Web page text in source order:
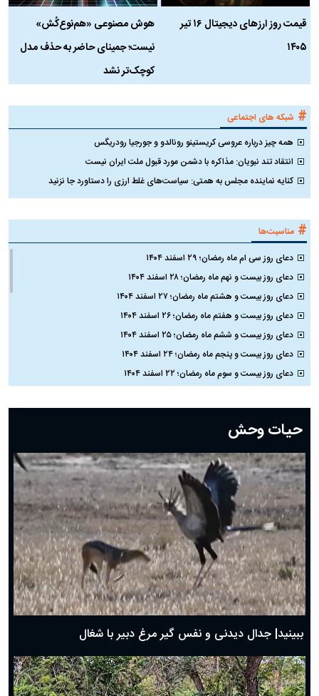
قیمت روز ارز‌های دیجیتال ۱۶ تیر
۱۴۰۵
هوش مصنوعی «هم‌نوع‌کُش»
نیست؛ جمینای حاضر به حذف مدل
کوچک‌تر نشد
# شبکه های اجتماعی
همه چیز درباره عروسی کریستینو رونالدو و جورجیا رودریگس
انتقاد تند نبویان: مذاکره با دشمن مورد قبول ملت ایران نیست
کنایه نماینده مجلس به همتی: سیاست‌های غلط ارزی را دستاورد جا نزنید
# مناسبت‌ها
دعای روز سی ام ماه رمضان؛ ۲۹ اسفند ۱۴۰۴
دعای روز بیست و نهم ماه رمضان؛ ۲۸ اسفند ۱۴۰۴
دعای روز بیست و هشتم ماه رمضان؛ ۲۷ اسفند ۱۴۰۴
دعای روز بیست و هفتم ماه رمضان؛ ۲۶ اسفند ۱۴۰۴
دعای روز بیست و ششم ماه رمضان؛ ۲۵ اسفند ۱۴۰۴
دعای روز بیست و پنجم ماه رمضان؛ ۲۴ اسفند ۱۴۰۴
دعای روز بیست و سوم ماه رمضان؛ ۲۲ اسفند ۱۴۰۴
دعای روز بیستم ماه رمضان؛ ۱۹ اسفند ۱۴۰۴
دعای روز هشتم ماه مبارک رمضان؛ ۷ اسفند ماه ۱۴۰۴
دعای روز هفتم ماه رمضان؛ ۶ اسفند ۱۴۰۴
دعای روز ششم ماه رمضان؛ ۵ اسفند ۱۴۰۴
دعای روز پنجم ماه رمضان؛ ۴ اسفند ۱۴۰۴
دعای روز چهارم ماه مبارک رمضان؛ ۳ اسفند ۱۴۰۴
دعای روز سوم ماه مبارک رمضان؛ ۱۴ اسفند ۱۴۰۴
دعای روز دوم ماه مبارک رمضان ۱ اسفند ماه ۱۴۰۴
دعای روز اول ماه مبارک رمضان، ۳۰ بهمن ۱۴۰۴
حضرت زینب(س) چگونه از دنیا رفت؟
بهترین پیامک تبریک روز پدر ۱۴۰۴؛ جملات زیبا و صمیمانه
حیات وحش
ببینید| جدال دیدنی و نفس گیر مرغ دبیر با شغال